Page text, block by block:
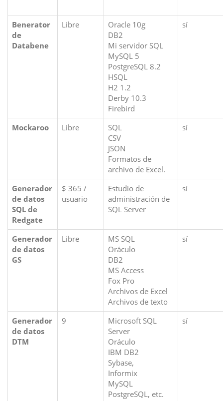
Benerator
de
Databene
Libre
Oracle 10g
DB2
Mi servidor SQL
MySQL 5
PostgreSQL 8.2
HSQL
H2 1.2
Derby 10.3
Firebird
sí
Mockaroo Libre
SQL
CSV
JSON
Formatos de
archivo de Excel.
sí
Generador
de datos
SQL de
Redgate
$ 365 /
usuario
Estudio de
administración de
SQL Server
sí
Generador
de datos
GS
Libre
MS SQL
Oráculo
DB2
MS Access
Fox Pro
Archivos de Excel
Archivos de texto
sí
Generador
de datos
DTM
9
Microsoft SQL
Server
Oráculo
IBM DB2
Sybase,
Informix
MySQL
PostgreSQL, etc.
sí